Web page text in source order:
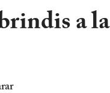
a la